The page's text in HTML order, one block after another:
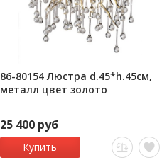
86-80154 Люстра d.45*h.45см,
металл цвет золото
25 400 руб
Купить